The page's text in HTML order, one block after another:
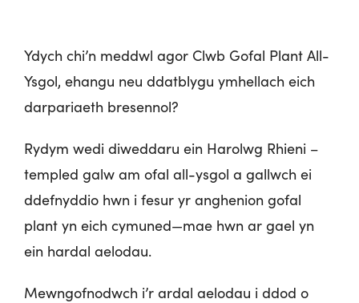
Ydych chi’n meddwl agor Clwb Gofal Plant All-
Ysgol, ehangu neu ddatblygu ymhellach eich
darpariaeth bresennol?
Rydym wedi diweddaru ein Harolwg Rhieni –
templed galw am ofal all-ysgol a gallwch ei
ddefnyddio hwn i fesur yr anghenion gofal
plant yn eich cymuned—mae hwn ar gael yn
ein hardal aelodau.
Mewngofnodwch i’r ardal aelodau i ddod o